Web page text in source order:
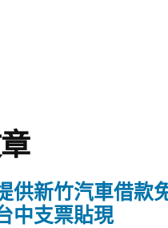
供新竹汽車借款
中支票貼現